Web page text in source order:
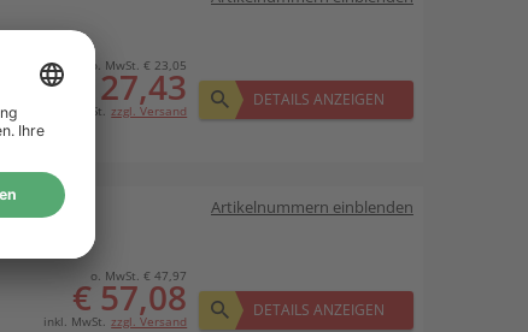
o. MwSt. € 23,05
€ 27,43
inkl. MwSt. zzgl. Versand
DETAILS ANZEIGEN
Artikelnummern einblenden
o. MwSt. € 47,97
€ 57,08
inkl. MwSt. zzgl. Versand
DETAILS ANZEIGEN